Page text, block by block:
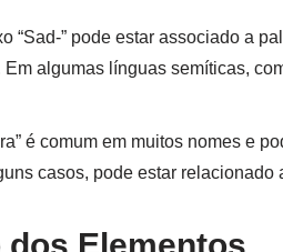
“Sad-” pode estar associado a
algumas línguas semíticas,
é comum em muitos nomes e
casos, pode estar relacionado
Elementos